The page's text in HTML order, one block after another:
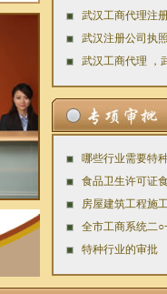
哪些行业需要特
食品卫生许可证
房屋建筑工程施
全市工商系统二
特种行业的审批